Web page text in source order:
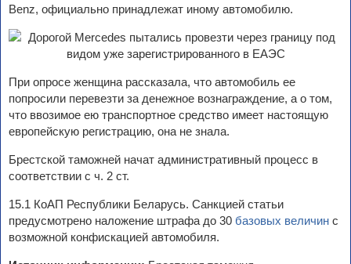
Benz, официально принадлежат иному автомобилю.
При опросе женщина рассказала, что автомобиль ее
попросили перевезти за денежное вознаграждение, а о том,
что ввозимое ею транспортное средство имеет настоящую
европейскую регистрацию, она не знала.
Брестской таможней начат административный процесс в
соответствии с ч. 2 ст.
15.1 КоАП Республики Беларусь. Санкцией статьи
предусмотрено наложение штрафа до 30 базовых величин с
возможной конфискацией автомобиля.